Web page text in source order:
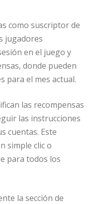
como suscriptor de
jugadores
en el juego y
donde pueden
para el mes actual.
las recompensas
las instrucciones
cuentas. Este
simple clic o
para todos los
la sección de